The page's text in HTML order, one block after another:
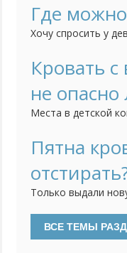
Если болит горло
лекарства не
Где
Хочу спросить у
группе, но пока
продаете ручной
Кровать
не опасно
Места в детской
только в том,
но я опасаюсь,
Пятна
Только выдали